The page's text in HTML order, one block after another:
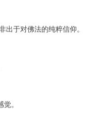
于对佛法的纯粹信仰。
。